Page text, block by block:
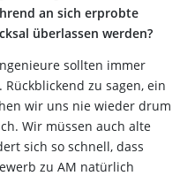
an sich erprobte
überlassen werden?
sollten immer
zu sagen, ein
wir uns nie wieder drum
Wir müssen auch alte
sich so schnell, dass
zu AM natürlich